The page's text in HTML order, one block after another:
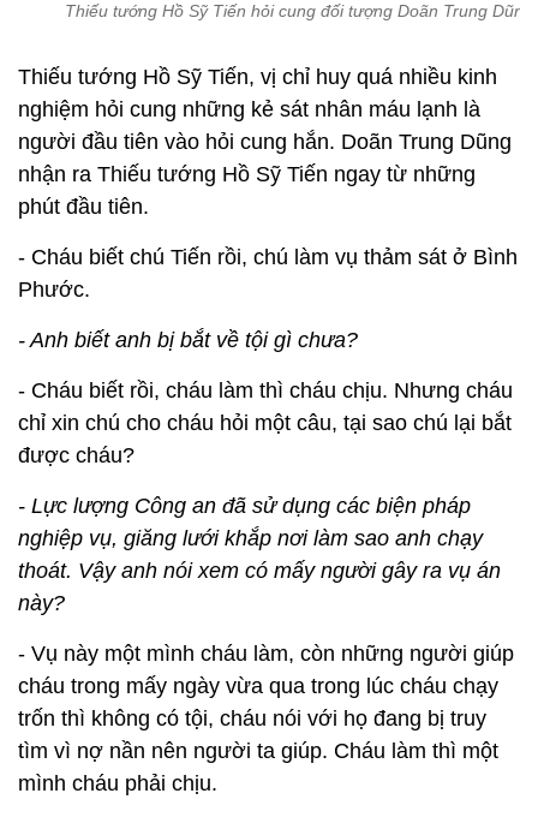
Thiếu tướng Hồ Sỹ Tiến hỏi cung đối tượng Doãn Trung Dũng
Thiếu tướng Hồ Sỹ Tiến, vị chỉ huy quá nhiều kinh
nghiệm hỏi cung những kẻ sát nhân máu lạnh là
người đầu tiên vào hỏi cung hắn. Doãn Trung Dũng
nhận ra Thiếu tướng Hồ Sỹ Tiến ngay từ những
phút đầu tiên.
- Cháu biết chú Tiến rồi, chú làm vụ thảm sát ở Bình
Phước.
- Anh biết anh bị bắt về tội gì chưa?
- Cháu biết rồi, cháu làm thì cháu chịu. Nhưng cháu
chỉ xin chú cho cháu hỏi một câu, tại sao chú lại bắt
được cháu?
- Lực lượng Công an đã sử dụng các biện pháp
nghiệp vụ, giăng lưới khắp nơi làm sao anh chạy
thoát. Vậy anh nói xem có mấy người gây ra vụ án
này?
- Vụ này một mình cháu làm, còn những người giúp
cháu trong mấy ngày vừa qua trong lúc cháu chạy
trốn thì không có tội, cháu nói với họ đang bị truy
tìm vì nợ nần nên người ta giúp. Cháu làm thì một
mình cháu phải chịu.